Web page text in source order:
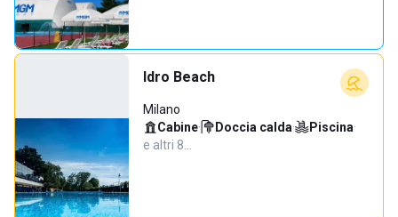
Idro Beach
Milano
Cabine· Doccia calda· Piscina·
e altri 8…